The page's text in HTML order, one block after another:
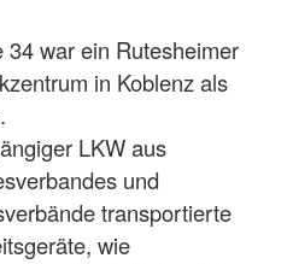
war ein Rutesheimer
in Koblenz als
LKW aus
und
transportierte
wie